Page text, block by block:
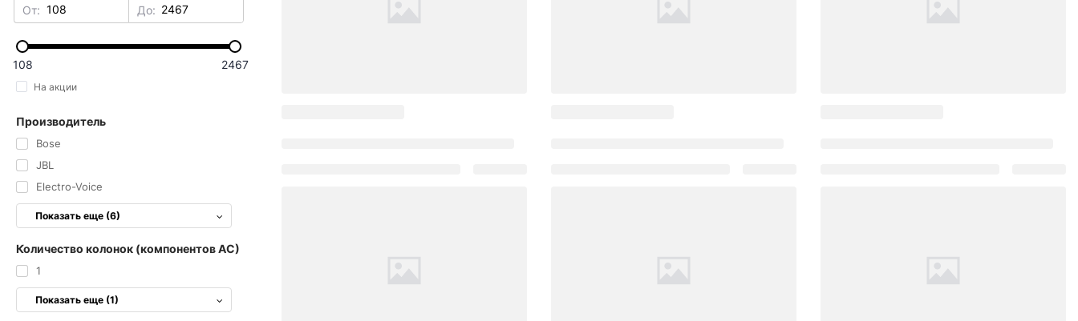
От: До:
108 2467
На акции
Производитель
Bose
JBL
Electro-Voice
Показать еще (6)
Количество колонок (компонентов АС)
1
Показать еще (1)